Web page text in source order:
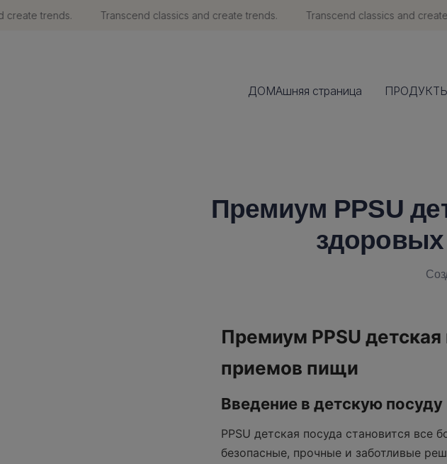
trends. Transcend classics and create trends. Transcend classics and create
ДОМАшняя страница
Премиум PPSU
Премиум PPSU
приемов пищи
Введение в детскую посуду
PPSU детская посуда становится
безопасные, прочные и заботливые